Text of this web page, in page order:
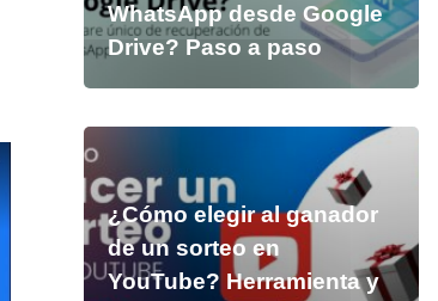
WhatsApp desde Google
Drive? Paso a paso
¿Cómo elegir al ganador
de un sorteo en
YouTube? Herramienta y